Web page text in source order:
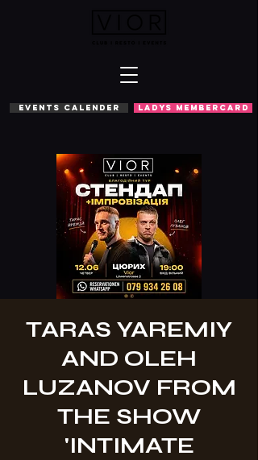
EVENTS CALENDER LADYS MEMBERCARD
TARAS YAREMIY
AND OLEH
LUZANOV FROM
THE SHOW
'INTIMATE